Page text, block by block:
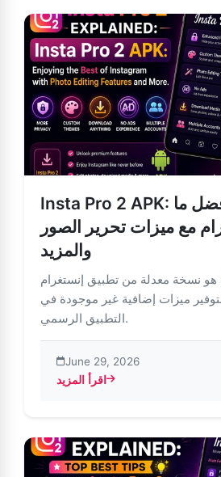
Insta Pro 2 APK: الاستمتاع بأفضل ما
مع ميزات تحرير الصور
والمزيد
إنستا برو 2 هو نسخة معدلة من تطبيق إنستغرام
ميزات إضافية غير موجودة في
التطبيق الرسمي.
June 29, 2026
اقرأ المزيد